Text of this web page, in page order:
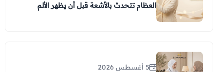
العظام تتحدث بالأشعة قبل أن يظهر الألم
5 أغسطس 2026